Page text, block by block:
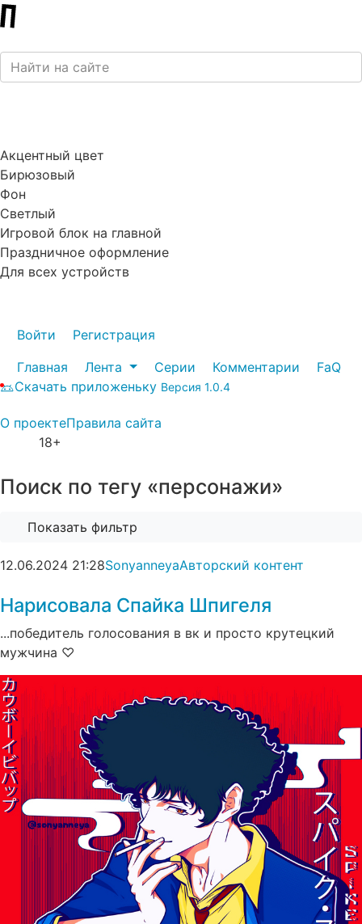
Акцентный цвет
Бирюзовый
Фон
Светлый
Игровой блок на главной
Праздничное оформление
Для всех устройств
Войти
Регистрация
Главная
Лента Серии Комментарии
FaQ
Скачать приложеньку Версия 1.0.4
О проектеПравила сайта
18+
Поиск по тегу «персонажи»
Показать фильтр
12.06.2024 21:28SonyanneyaАвторский контент
Нарисовала Спайка Шпигеля
...победитель голосования в вк и просто крутецкий
мужчина ♡